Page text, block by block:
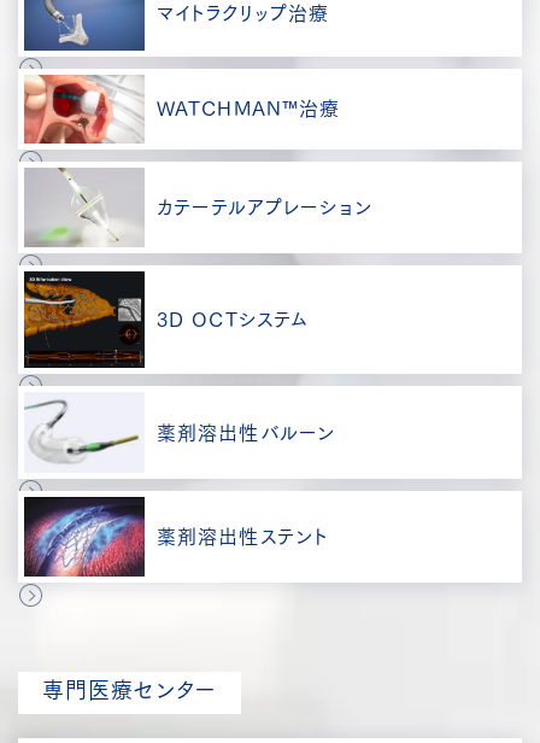
マイトラクリップ治療
WATCHMAN™治療
カテーテルアプレーション
3D OCTシステム
薬剤溶出性バルーン
薬剤溶出性ステント
専門医療センター